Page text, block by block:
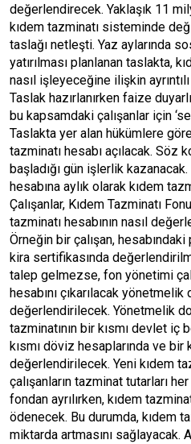
değerlendirecek. Yaklaşık 11
kıdem tazminatı sisteminde
taslağı netleşti. Yaz aylarında
yatırılması planlanan taslakta,
nasıl işleyeceğine ilişkin
Taslak hazırlanırken faize
bu kapsamdaki çalışanlar için
Taslakta yer alan hükümlere
tazminatı hesabı açılacak. Söz
başladığı gün işlerlik
hesabına aylık olarak kıdem
Çalışanlar, Kıdem Tazminatı
tazminatı hesabının nasıl
Örneğin bir çalışan, hesabındaki
kira sertifikasında
talep gelmezse, fon yönetimi
hesabını çıkarılacak
değerlendirilecek. Yönetmelik
tazminatının bir kısmı devlet
kısmı döviz hesaplarında ve bir
değerlendirilecek. Yeni kıdem
çalışanların tazminat tutarları
fondan ayrılırken, kıdem
ödenecek. Bu durumda, kıdem
miktarda artmasını sağlayacak.